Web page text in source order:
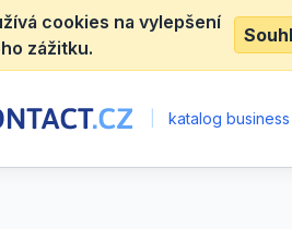
cookies na vylepšení
zážitku.
katalog